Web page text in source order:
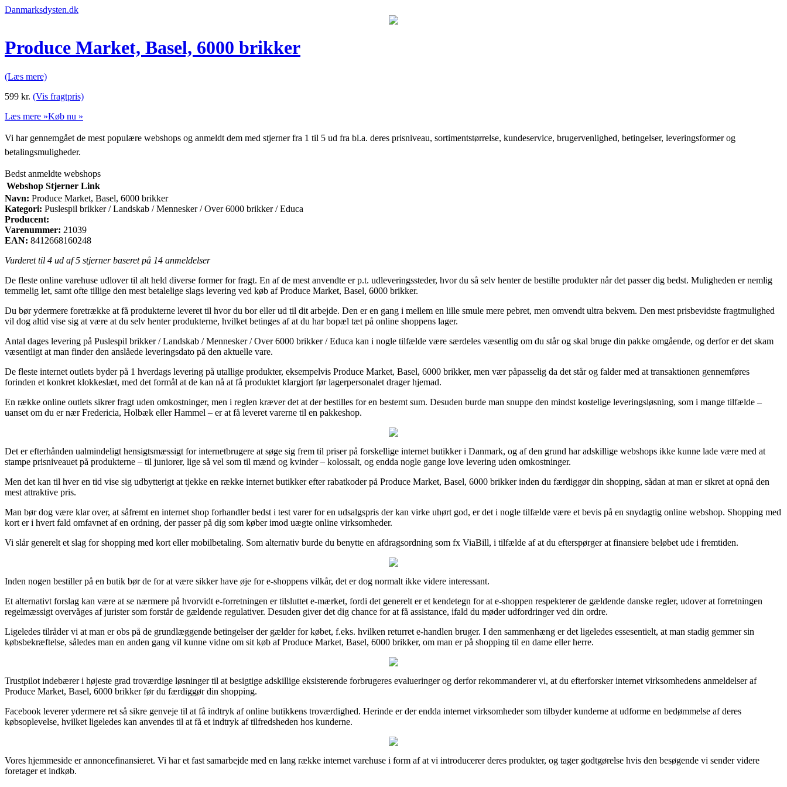
Danmarksdysten.dk
Produce Market, Basel, 6000 brikker
(Læs mere)
599 kr. (Vis fragtpris)
Læs mere »Køb nu »
Vi har gennemgået de mest populære webshops og anmeldt dem med stjerner fra 1 til 5 ud fra bl.a. deres prisniveau, sortimentstørrelse, kundeservice, brugervenlighed, betingelser, leveringsformer og
betalingsmuligheder.
Bedst anmeldte webshops
Webshop Stjerner Link
Navn: Produce Market, Basel, 6000 brikker
Kategori: Puslespil brikker / Landskab / Mennesker / Over 6000 brikker / Educa
Producent:
Varenummer: 21039
EAN: 8412668160248
Vurderet til 4 ud af 5 stjerner baseret på 14 anmeldelser
De fleste online varehuse udlover til alt held diverse former for fragt. En af de mest anvendte er p.t. udleveringssteder, hvor du så selv henter de bestilte produkter når det passer dig bedst. Muligheden er nemlig
temmelig let, samt ofte tillige den mest betalelige slags levering ved køb af Produce Market, Basel, 6000 brikker.
Du bør ydermere foretrække at få produkterne leveret til hvor du bor eller ud til dit arbejde. Den er en gang i mellem en lille smule mere pebret, men omvendt ultra bekvem. Den mest prisbevidste fragtmulighed
vil dog altid vise sig at være at du selv henter produkterne, hvilket betinges af at du har bopæl tæt på online shoppens lager.
Antal dages levering på Puslespil brikker / Landskab / Mennesker / Over 6000 brikker / Educa kan i nogle tilfælde være særdeles væsentlig om du står og skal bruge din pakke omgående, og derfor er det skam
væsentligt at man finder den anslåede leveringsdato på den aktuelle vare.
De fleste internet outlets byder på 1 hverdags levering på utallige produkter, eksempelvis Produce Market, Basel, 6000 brikker, men vær påpasselig da det står og falder med at transaktionen gennemføres
forinden et konkret klokkeslæt, med det formål at de kan nå at få produktet klargjort før lagerpersonalet drager hjemad.
En række online outlets sikrer fragt uden omkostninger, men i reglen kræver det at der bestilles for en bestemt sum. Desuden burde man snuppe den mindst kostelige leveringsløsning, som i mange tilfælde –
uanset om du er nær Fredericia, Holbæk eller Hammel – er at få leveret varerne til en pakkeshop.
Det er efterhånden ualmindeligt hensigtsmæssigt for internetbrugere at søge sig frem til priser på forskellige internet butikker i Danmark, og af den grund har adskillige webshops ikke kunne lade være med at
stampe prisniveauet på produkterne – til juniorer, lige så vel som til mænd og kvinder – kolossalt, og endda nogle gange love levering uden omkostninger.
Men det kan til hver en tid vise sig udbytterigt at tjekke en række internet butikker efter rabatkoder på Produce Market, Basel, 6000 brikker inden du færdiggør din shopping, sådan at man er sikret at opnå den
mest attraktive pris.
Man bør dog være klar over, at såfremt en internet shop forhandler bedst i test varer for en udsalgspris der kan virke uhørt god, er det i nogle tilfælde være et bevis på en snydagtig online webshop. Shopping med
kort er i hvert fald omfavnet af en ordning, der passer på dig som køber imod uægte online virksomheder.
Vi slår generelt et slag for shopping med kort eller mobilbetaling. Som alternativ burde du benytte en afdragsordning som fx ViaBill, i tilfælde af at du efterspørger at finansiere beløbet ude i fremtiden.
Inden nogen bestiller på en butik bør de for at være sikker have øje for e-shoppens vilkår, det er dog normalt ikke videre interessant.
Et alternativt forslag kan være at se nærmere på hvorvidt e-forretningen er tilsluttet e-mærket, fordi det generelt er et kendetegn for at e-shoppen respekterer de gældende danske regler, udover at forretningen
regelmæssigt overvåges af jurister som forstår de gældende regulativer. Desuden giver det dig chance for at få assistance, ifald du møder udfordringer ved din ordre.
Ligeledes tilråder vi at man er obs på de grundlæggende betingelser der gælder for købet, f.eks. hvilken returret e-handlen bruger. I den sammenhæng er det ligeledes essesentielt, at man stadig gemmer sin
købsbekræftelse, således man en anden gang vil kunne vidne om sit køb af Produce Market, Basel, 6000 brikker, om man er på shopping til en dame eller herre.
Trustpilot indebærer i højeste grad troværdige løsninger til at besigtige adskillige eksisterende forbrugeres evalueringer og derfor rekommanderer vi, at du efterforsker internet virksomhedens anmeldelser af
Produce Market, Basel, 6000 brikker før du færdiggør din shopping.
Facebook leverer ydermere ret så sikre genveje til at få indtryk af online butikkens troværdighed. Herinde er der endda internet virksomheder som tilbyder kunderne at udforme en bedømmelse af deres
købsoplevelse, hvilket ligeledes kan anvendes til at få et indtryk af tilfredsheden hos kunderne.
Vores hjemmeside er annoncefinansieret. Vi har et fast samarbejde med en lang række internet varehuse i form af at vi introducerer deres produkter, og tager godtgørelse hvis den besøgende vi sender videre
foretager et indkøb.